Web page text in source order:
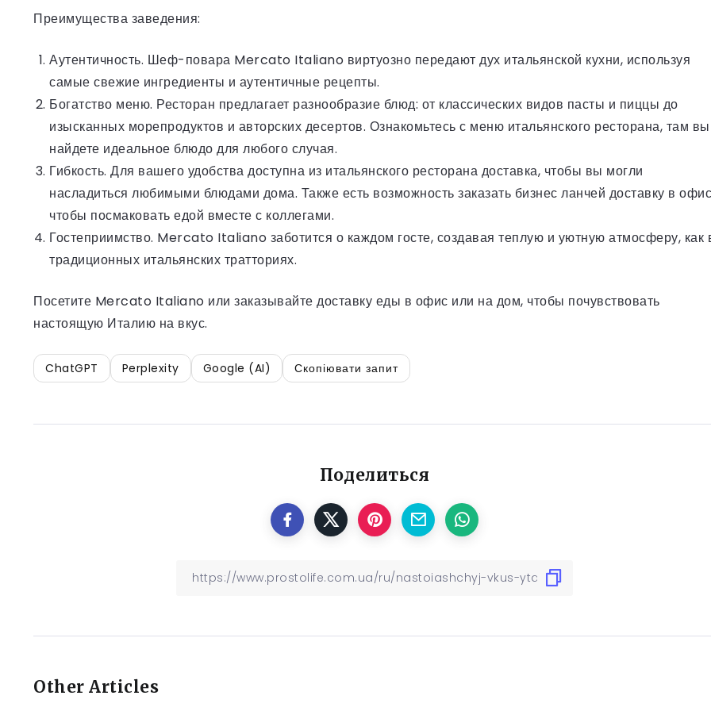
Преимущества заведения:
Аутентичность. Шеф-повара Mercato Italiano виртуозно передают дух итальянской кухни, используя
самые свежие ингредиенты и аутентичные рецепты.
Богатство меню. Ресторан предлагает разнообразие блюд: от классических видов пасты и пиццы до
изысканных морепродуктов и авторских десертов. Ознакомьтесь с меню итальянского ресторана, там вы
найдете идеальное блюдо для любого случая.
Гибкость. Для вашего удобства доступна из итальянского ресторана доставка, чтобы вы могли
насладиться любимыми блюдами дома. Также есть возможность заказать бизнес ланчей доставку в
чтобы посмаковать едой вместе с коллегами.
Гостеприимство. Mercato Italiano заботится о каждом госте, создавая теплую и уютную атмосферу, как
традиционных итальянских тратториях.
Посетите Mercato Italiano или заказывайте доставку еды в офис или на дом, чтобы почувствовать
настоящую Италию на вкус.
ChatGPT Perplexity Google (AI) Скопіювати запит
Поделиться
Other Articles